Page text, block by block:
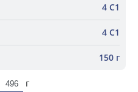
4 С1
4 С1
150 г
г